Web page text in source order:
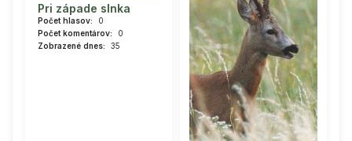
Pri západe slnka
Počet hlasov:
0
Počet komentárov:
0
Zobrazené dnes:
35